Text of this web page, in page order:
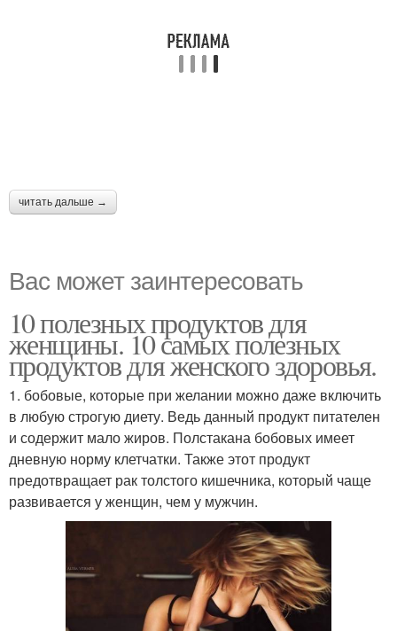
читать дальше →
Вас может заинтересовать
10 полезных продуктов для
женщины. 10 самых полезных
продуктов для женского здоровья.
1. бобовые, которые при желании можно даже включить
в любую строгую диету. Ведь данный продукт питателен
и содержит мало жиров. Полстакана бобовых имеет
дневную норму клетчатки. Также этот продукт
предотвращает рак толстого кишечника, который чаще
развивается у женщин, чем у мужчин.